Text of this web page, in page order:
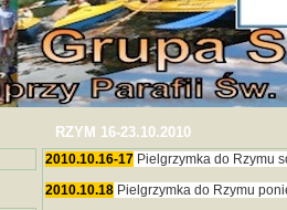
RZYM 16-23.10.2010
2010.10.16-17 Pielgrzymka do Rzymu
2010.10.18 Pielgrzymka do Rzymu